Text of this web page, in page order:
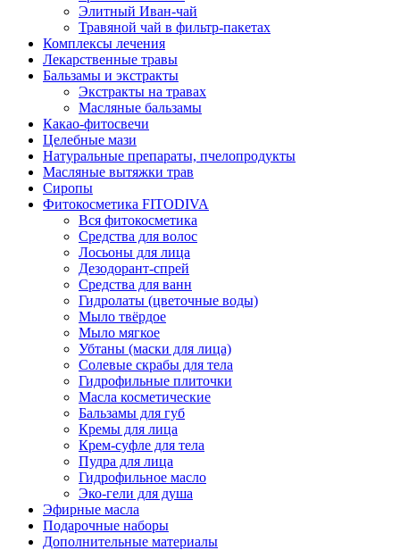
Элитный Иван-чай
Травяной чай в фильтр-пакетах
Комплексы лечения
Лекарственные травы
Бальзамы и экстракты
Экстракты на травах
Масляные бальзамы
Какао-фитосвечи
Целебные мази
Натуральные препараты, пчелопродукты
Масляные вытяжки трав
Сиропы
Фитокосметика FITODIVA
Вся фитокосметика
Средства для волос
Лосьоны для лица
Дезодорант-спрей
Средства для ванн
Гидролаты (цветочные воды)
Мыло твёрдое
Мыло мягкое
Убтаны (маски для лица)
Солевые скрабы для тела
Гидрофильные плиточки
Масла косметические
Бальзамы для губ
Кремы для лица
Крем-суфле для тела
Пудра для лица
Гидрофильное масло
Эко-гели для душа
Эфирные масла
Подарочные наборы
Дополнительные материалы